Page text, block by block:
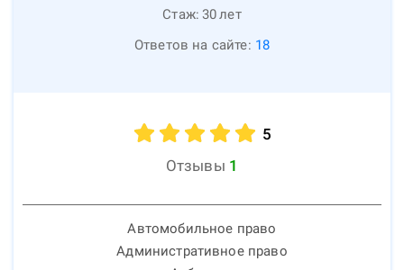
Стаж: 30лет
Ответов на сайте: 18
5
Отзывы 1
Автомобильное право
Административное право